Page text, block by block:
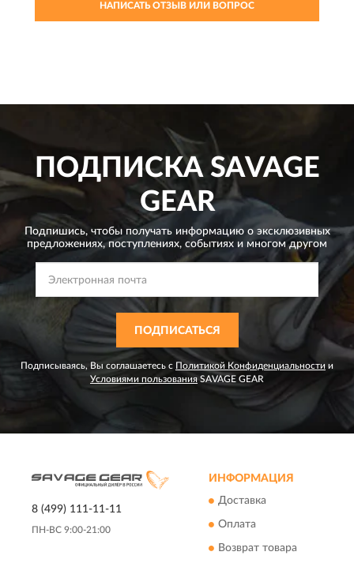
НАПИСАТЬ ОТЗЫВ ИЛИ ВОПРОС
ПОДПИСКАSAVAGE
GEAR
Подпишись, чтобы получать информацию о эксклюзивных
предложениях,поступлениях, событиях и многом другом
ПОДПИСАТЬСЯ
Подписываясь, Вы соглашаетесь с Политикой Конфиденциальности и
Условиями пользованияSAVAGE GEAR
8 (499) 111-11-11
ПН-ВС 9:00-21:00
ИНФОРМАЦИЯ
Доставка
Оплата
Возврат товара